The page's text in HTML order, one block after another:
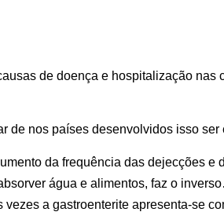
de doença e hospitalização nas
de nos países desenvolvidos isso ser
da frequência das dejecções e
água e alimentos, faz o
a gastroenterite apresenta-se